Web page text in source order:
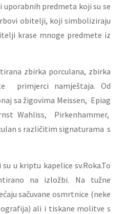
predmeta koji su se
obitelji, koji simboliziraju
krase mnoge predmete iz
zbirka porculana, zbirka
primjerci namještaja. Od
sa žigovima Meissen, Epiag
Wahliss, Pirkenhammer,
s različitim signaturama s
u kriptu kapelice sv.Roka.To
na izložbi. Na tužne
sačuvane osmrtnice (neke
ali i tiskane molitve s